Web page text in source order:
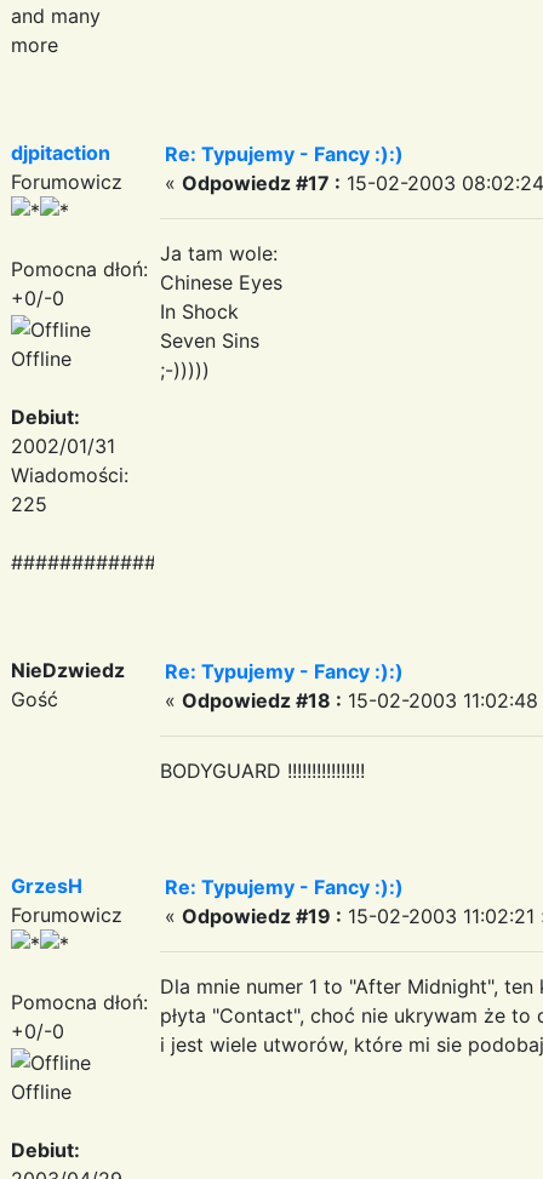
and many
more
djpitaction
Forumowicz
Pomocna dłoń:
+0/-0
Offline
Debiut:
2002/01/31
Wiadomości:
225
Re: Typujemy - Fancy :):)
« Odpowiedz #17 : 15-02-2003
Ja tam wole:
Chinese Eyes
In Shock
Seven Sins
;-)))))
NieDzwiedz
Gość
Re: Typujemy - Fancy :):)
« Odpowiedz #18 : 15-02-2003 11:02:48
BODYGUARD !!!!!!!!!!!!!!!!
GrzesH
Forumowicz
Pomocna dłoń:
+0/-0
Offline
Debiut:
Re: Typujemy - Fancy :):)
« Odpowiedz #19 : 15-02-2003 11:02:21
Dla mnie numer 1 to "After Midnight",
płyta "Contact", choć nie ukrywam że
i jest wiele utworów, które mi sie